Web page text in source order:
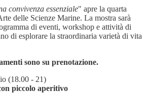
convivenza essenziale" apre la quarta
delle Scienze Marine. La mostra sarà
di eventi, workshop e attività di
di esplorare la straordinaria varietà di vita
sono su prenotazione.
(18.00 - 21)
piccolo aperitivo